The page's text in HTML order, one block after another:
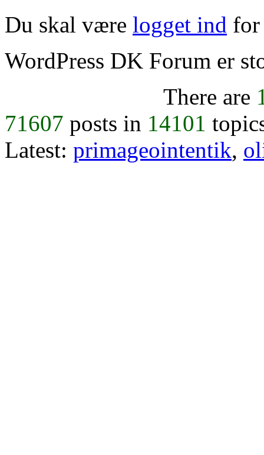
Du skal være logget ind for
WordPress DK Forum er
There are
71607 posts in 14101
Latest: primageointentik,